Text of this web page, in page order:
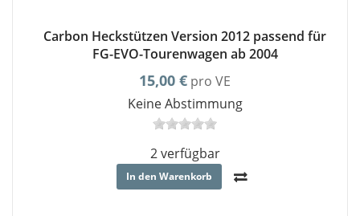
Carbon Heckstützen Version 2012 passend für
FG-EVO-Tourenwagen ab 2004
15,00 € pro VE
Keine Abstimmung
2 verfügbar
In den Warenkorb